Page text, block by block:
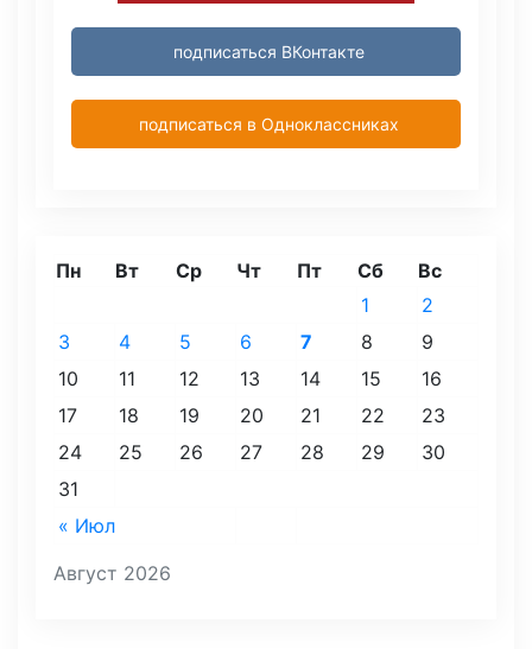
подписаться ВКонтакте
подписаться в Одноклассниках
Август 2026
Пн Вт Ср Чт Пт Сб Вс
« Июл
1
2
3
4 5 6 7 8
9
10
11 12 13 14 15
16
17
18 19 20 21 22
23
24
25 26 27 28 29
30
31